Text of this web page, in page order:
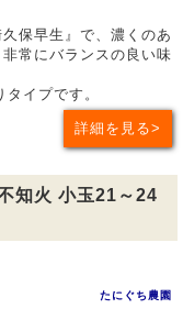
保早生』で、濃くのあ
常にバランスの良い味
イプです。
詳細を見る
知火 小玉21～24
たにぐち農園